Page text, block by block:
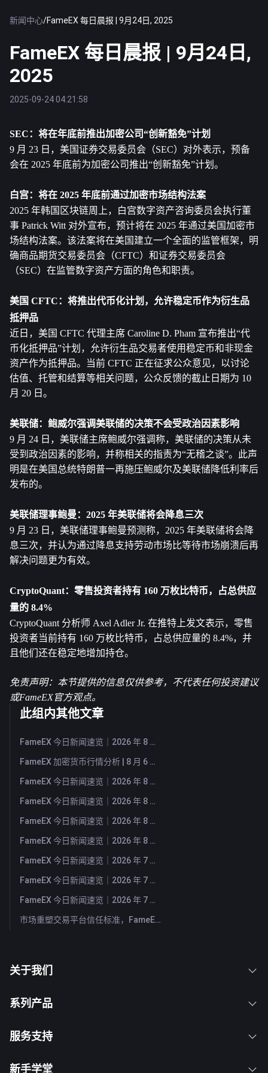
新闻中心/FameEX 每日晨报 | 9月24日, 2025
FameEX 每日晨报 | 9月24日,
2025
2025-09-24 04:21:58
SEC：将在年底前推出加密公司“创新豁免”计划
9 月 23 日，美国证券交易委员会（SEC）对外表示，预备
会在 2025 年底前为加密公司推出“创新豁免”计划。
白宫：将在 2025 年底前通过加密市场结构法案
2025 年韩国区块链周上，白宫数字资产咨询委员会执行董
事 Patrick Witt 对外宣布，预计将在 2025 年通过美国加密市
场结构法案。该法案将在美国建立一个全面的监管框架，明
确商品期货交易委员会（CFTC）和证券交易委员会
（SEC）在监管数字资产方面的角色和职责。
美国 CFTC：将推出代币化计划，允许稳定币作为衍生品
抵押品
近日，美国 CFTC 代理主席 Caroline D. Pham 宣布推出“代
币化抵押品”计划，允许衍生品交易者使用稳定币和非现金
资产作为抵押品。当前 CFTC 正在征求公众意见，以讨论
估值、托管和结算等相关问题，公众反馈的截止日期为 10
月 20 日。
美联储：鲍威尔强调美联储的决策不会受政治因素影响
9 月 24 日，美联储主席鲍威尔强调称，美联储的决策从未
受到政治因素的影响，并称相关的指责为“无稽之谈”。此声
明是在美国总统特朗普一再施压鲍威尔及美联储降低利率后
发布的。
美联储理事鲍曼：2025 年美联储将会降息三次
9 月 23 日，美联储理事鲍曼预测称，2025 年美联储将会降
息三次，并认为通过降息支持劳动市场比等待市场崩溃后再
解决问题更为有效。
CryptoQuant：零售投资者持有 160 万枚 比特币，占总供应
量的 8.4%
CryptoQuant 分析师 Axel Adler Jr. 在推特上发文表示，零售
投资者当前持有 160 万枚比特币，占总供应量的 8.4%，并
且他们还在稳定地增加持仓。
免责声明：本节提供的信息仅供参考，不代表任何投资建议
或FameEX官方观点。
此组内其他文章
FameEX 今日新闻速览｜2026 年 8 月 7 日
FameEX 加密货币行情分析 | 8 月 6 日, 2026
FameEX 今日新闻速览｜2026 年 8 月 6 日
FameEX 今日新闻速览｜2026 年 8 月 5 日
FameEX 今日新闻速览｜2026 年 8 月 4 日
FameEX 今日新闻速览｜2026 年 8 月 3 日
FameEX 今日新闻速览｜2026 年 7 月 31 日
FameEX 今日新闻速览｜2026 年 7 月 30 日
FameEX 今日新闻速览｜2026 年 7 月 29 日
市场重塑交易平台信任标准，FameEX 以八年稳健运营持续服务全球用户
关于我们
系列产品
服务支持
新手学堂